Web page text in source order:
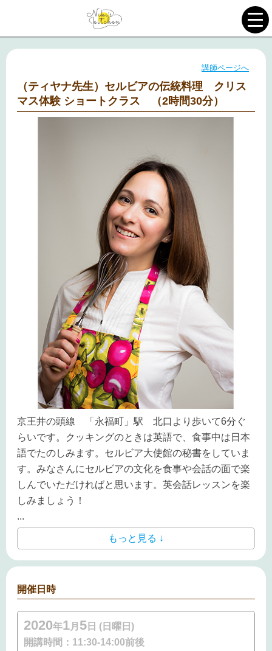
講師ページへ
（ティヤナ先生）セルビアの伝統料理 クリス
マス体験 ショートクラス （2時間30分）
京王井の頭線 「永福町」駅 北口より歩いて6分ぐ
らいです。クッキングのときは英語で、食事中は日本
語でたのしみます。 セルビア大使館の秘書をしていま
す。みなさんにセルビアの文化を食事や会話の面で楽
しんでいただければと思います。英会話レッスンを楽
しみましょう！
...
もっと見る ↓
開催日時
2020年1月 5 日 (日曜日)
開講時間： 11:30-14:00前後